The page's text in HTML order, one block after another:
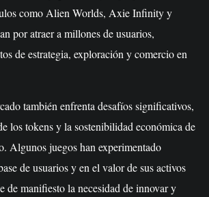
como Alien Worlds, Axie Infinity y
por atraer a millones de usuarios,
de estrategia, exploración y comercio en
también enfrenta desafíos significativos,
los tokens y la sostenibilidad económica de
Algunos juegos han experimentado
de usuarios y en el valor de sus activos
de manifiesto la necesidad de innovar y